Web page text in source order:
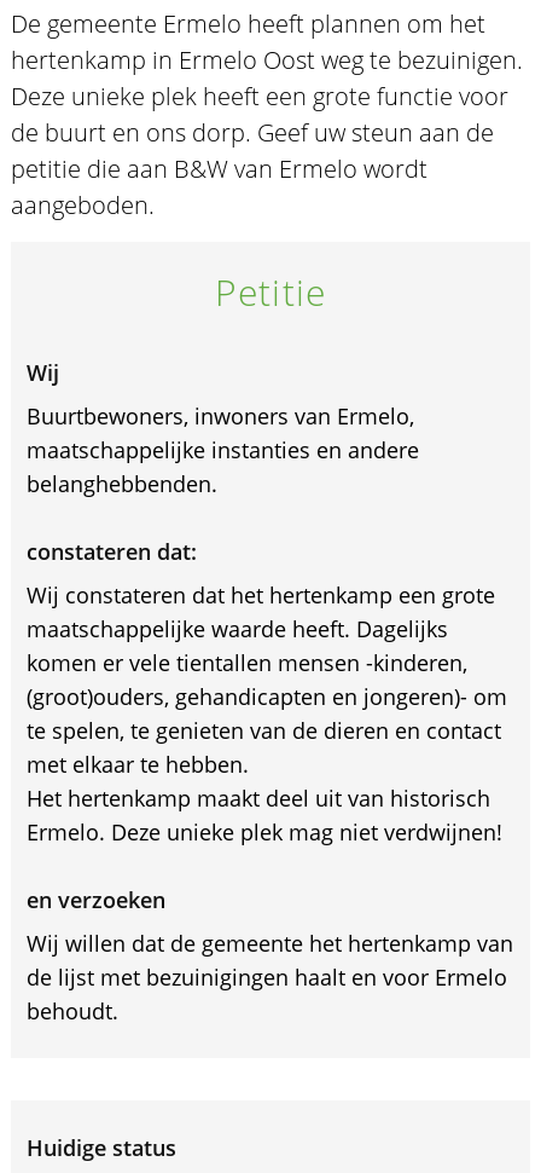
De gemeente Ermelo heeft plannen om het
hertenkamp in Ermelo Oost weg te bezuinigen.
Deze unieke plek heeft een grote functie voor
de buurt en ons dorp. Geef uw steun aan de
petitie die aan B&W van Ermelo wordt
aangeboden.
Petitie
Wij
Buurtbewoners, inwoners van Ermelo,
maatschappelijke instanties en andere
belanghebbenden.
constateren dat:
Wij constateren dat het hertenkamp een grote
maatschappelijke waarde heeft. Dagelijks
komen er vele tientallen mensen -kinderen,
(groot)ouders, gehandicapten en jongeren)- om
te spelen, te genieten van de dieren en contact
met elkaar te hebben.
Het hertenkamp maakt deel uit van historisch
Ermelo. Deze unieke plek mag niet verdwijnen!
en verzoeken
Wij willen dat de gemeente het hertenkamp van
de lijst met bezuinigingen haalt en voor Ermelo
behoudt.
Huidige status